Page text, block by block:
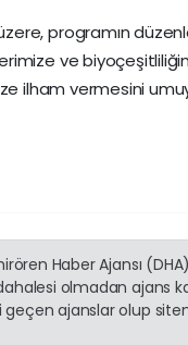
programın
ve
ilham vermesini
Haber Ajansı
olmadan ajans
ajanslar olup